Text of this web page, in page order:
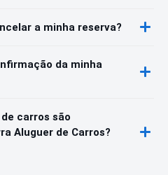
a minha reserva?
da minha
carros são
Aluguer de Carros?